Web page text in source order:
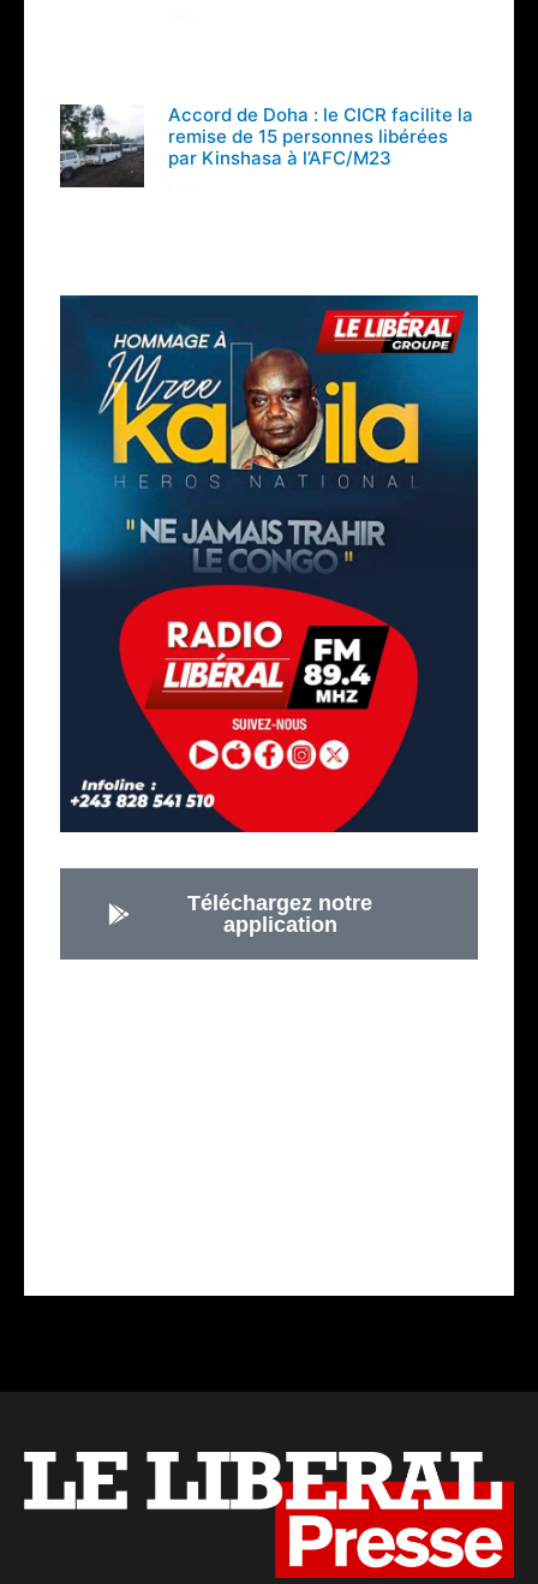
Accord de Doha : le CICR facilite la
remise de 15 personnes libérées
par Kinshasa à l’AFC/M23
Téléchargez notre
application